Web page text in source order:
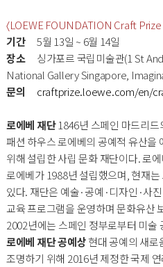
〈LOEWE FOUNDATION Craft Prize
기간
5월 13일 ~ 6월 14일
장소
싱가포르 국립미술관(1 St
National Gallery Singapore,
문의
craftprize.loewe.com/en/
로에베 재단 1846년 스페인 마드리
패션 하우스 로에베의 공예적 유산을
위해 설립한 사립 문화 재단이다. 로
로에베가 1988년 설립했으며, 현재
있다. 재단은 예술·공예·디자인·사
교육 프로그램을 운영하며 문화유산
2002년에는 스페인 정부로부터 미술
로에베 재단 공예상현대 공예의 새로
조명하기 위해 2016년 제정한 국제